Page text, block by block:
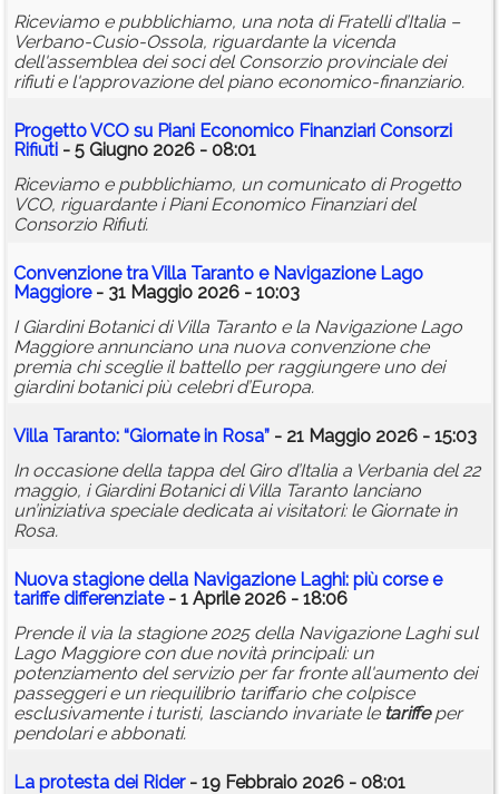
Riceviamo e pubblichiamo, una nota di Fratelli d’Italia –
Verbano-Cusio-Ossola, riguardante la vicenda
dell'assemblea dei soci del Consorzio provinciale dei
rifiuti e l'approvazione del piano economico-finanziario.
Progetto VCO su Piani Economico Finanziari Consorzi
Rifiuti - 5 Giugno 2026 - 08:01
Riceviamo e pubblichiamo, un comunicato di Progetto
VCO, riguardante i Piani Economico Finanziari del
Consorzio Rifiuti.
Convenzione tra Villa Taranto e Navigazione Lago
Maggiore- 31 Maggio 2026 - 10:03
I Giardini Botanici di Villa Taranto e la Navigazione Lago
Maggiore annunciano una nuova convenzione che
premia chi sceglie il battello per raggiungere uno dei
giardini botanici più celebri d’Europa.
Villa Taranto: “Giornate in Rosa” - 21 Maggio 2026 - 15:03
In occasione della tappa del Giro d’Italia a Verbania del 22
maggio, i Giardini Botanici di Villa Taranto lanciano
un’iniziativa speciale dedicata ai visitatori: le Giornate in
Rosa.
Nuova stagione della Navigazione Laghi: più corse e
tariffedifferenziate- 1 Aprile 2026 - 18:06
Prende il via la stagione 2025 della Navigazione Laghi sul
Lago Maggiore con due novità principali: un
potenziamento del servizio per far fronte all'aumento dei
passeggeri e un riequilibrio tariffario che colpisce
esclusivamente i turisti, lasciando invariate le tariffeper
pendolari e abbonati.
La protesta dei Rider- 19 Febbraio 2026 - 08:01